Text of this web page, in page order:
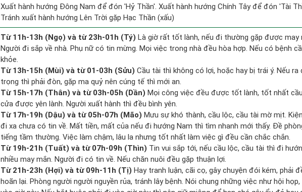
Xuất hành hướng Đông Nam để đón 'Hỷ Thần'. Xuất hành hướng Chính Tây để đón 'Tài
Tránh xuất hành hướng Lên Trời gặp Hạc Thần (xấu)
Từ 11h-13h (Ngọ) và từ 23h-01h (Tý) Là giờ rất tốt lành, nếu đi thường gặp được may
Người đi sắp về nhà. Phụ nữ có tin mừng. Mọi việc trong nhà đều hòa hợp. Nếu có bệnh
khỏe.
Từ 13h-15h (Mùi) và từ 01-03h (Sửu) Cầu tài thì không có lợi, hoặc hay bị trái ý. Nếu
trọng thì phải đòn, gặp ma quỷ nên cúng tế thì mới an.
Từ 15h-17h (Thân) và từ 03h-05h (Dần) Mọi công việc đều được tốt lành, tốt nhất
cửa được yên lành. Người xuất hành thì đều bình yên.
Từ 17h-19h (Dậu) và từ 05h-07h (Mão) Mưu sự khó thành, cầu lộc, cầu tài mờ mịt.
đi xa chưa có tin về. Mất tiền, mất của nếu đi hướng Nam thì tìm nhanh mới thấy. Đề
tiếng tầm thường. Việc làm chậm, lâu la nhưng tốt nhất làm việc gì đều cần chắc chắn.
Từ 19h-21h (Tuất) và từ 07h-09h (Thìn) Tin vui sắp tới, nếu cầu lộc, cầu tài thì đi
nhiều may mắn. Người đi có tin về. Nếu chăn nuôi đều gặp thuận lợi.
Từ 21h-23h (Hợi) và từ 09h-11h (Tị) Hay tranh luận, cãi cọ, gây chuyện đói kém, phải
hoãn lại. Phòng người người nguyền rủa, tránh lây bệnh. Nói chung những việc như hội